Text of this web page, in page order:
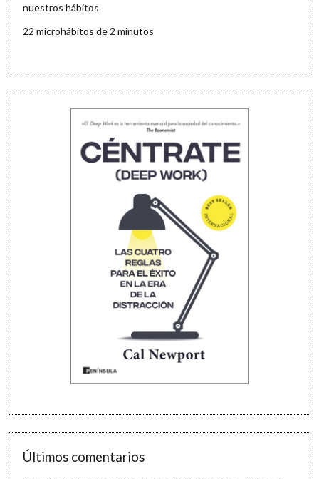
nuestros hábitos
22 microhábitos de 2 minutos
Últimos comentarios